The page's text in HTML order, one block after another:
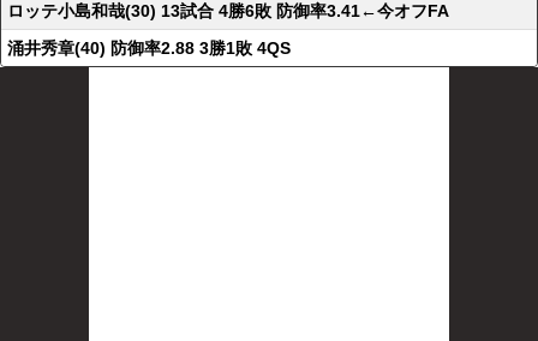
ロッテ小島和哉(30) 13試合 4勝6敗 防御率3.41←今オフFA
涌井秀章(40) 防御率2.88 3勝1敗 4QS